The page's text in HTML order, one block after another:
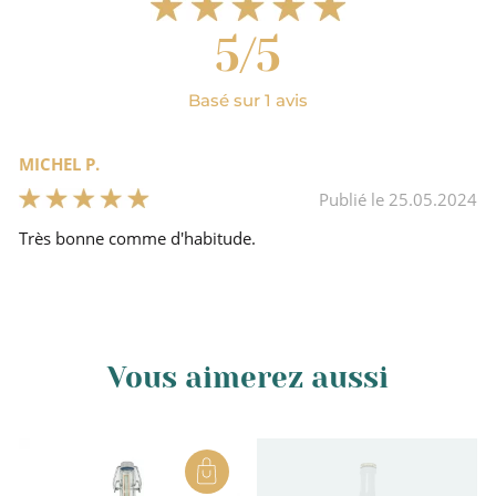
Drôme5/5
Basé sur 1 avis
MICHEL P.
Publié le 25.05.2024
Très bonne comme d'habitude.
Vous aimerez aussi